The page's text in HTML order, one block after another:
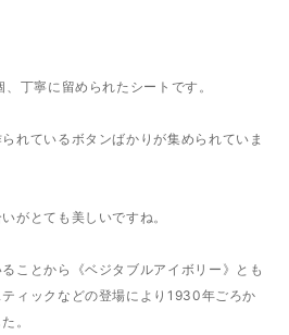
丁寧に留められたシートです。
れているボタンばかりが集められていま
がとても美しいですね。
ことから《ベジタブルアイボリー》とも
ィックなどの登場により1930年ごろか
。